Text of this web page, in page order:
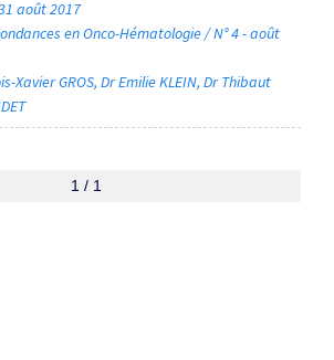
août 2017
en Onco-Hématologie / N° 4 - août
Xavier GROS Dr Emilie KLEIN Dr Thibaut
1 / 1